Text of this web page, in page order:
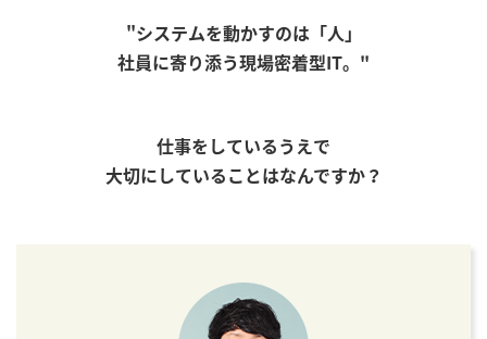
"システムを動かすのは「人」
社員に寄り添う現場密着型IT。"
仕事をしているうえで
大切にしていることはなんですか？